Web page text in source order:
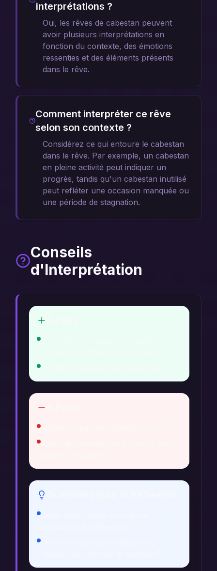
interprétations ?
Oui, les rêves de cabestan peuvent
avoir plusieurs interprétations en
fonction du contexte, des émotions
ressenties et des éléments présents
dans le rêve.
Comment interpréter ce rêve
selon son contexte ?
Considérez ce qui entoure le cabestan
dans le rêve. Par exemple, un cabestan
en pleine activité peut indiquer un
progrès, tandis qu'un cabestan inutilisé
peut refléter une occasion manquée ou
une période de stagnation.
Conseils
d'Interprétation